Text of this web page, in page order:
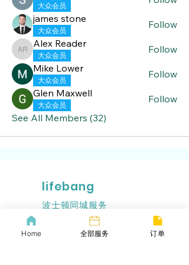
大众会员
james stone
大众会员
Follow
Alex Reader
Alex Reader
大众会员
Follow
Mike Lower
大众会员
Follow
Glen Maxwell
大众会员
Follow
See All Members (32)
lifebang
波士顿同城服务
​生活帮VIP
Home 全部服务 订单